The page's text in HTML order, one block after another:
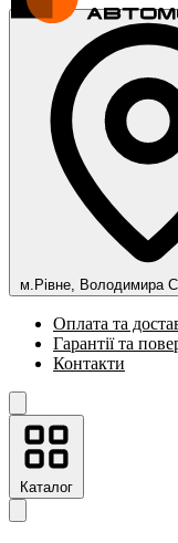
м.Рівне, Володимира
Оплата та
Гарантії та
Контакти
Каталог